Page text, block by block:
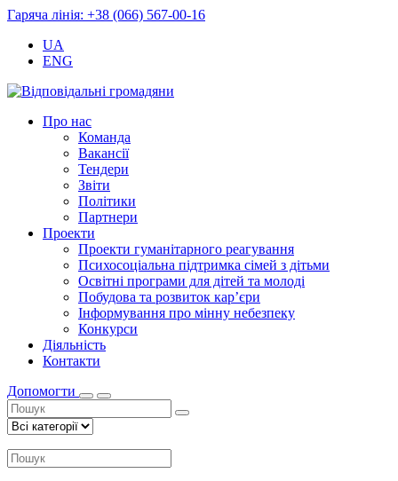
Гаряча лінія: +38 (066) 567-00-16
UA
ENG
Про нас
Команда
Вакансії
Тендери
Звіти
Політики
Партнери
Проекти
Проекти гуманітарного реагування
Психосоціальна підтримка сімей з дітьми
Освітні програми для дітей та молоді
Побудова та розвиток кар’єри
Інформування про мінну небезпеку
Конкурси
Діяльність
Контакти
Допомогти